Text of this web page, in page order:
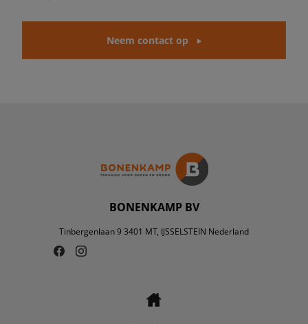
Neem contact op
BONENKAMP BV
Tinbergenlaan 9 3401 MT, IJSSELSTEIN Nederland